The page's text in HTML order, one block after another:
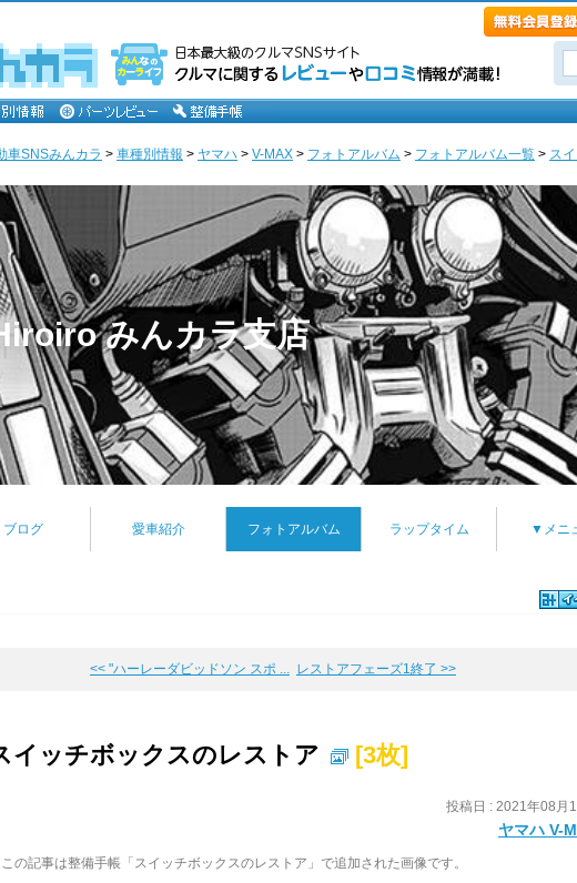
車SNSみんカラ > 車種別情報 > ヤマハ > V-MAX > フォトアルバム > フォトアルバム一覧 > ス
みんカラ支店
ブログ 愛車紹介 フォトアルバム ラップタイム ▼メニ
<< "ハーレーダビッドソン スポ ... レストアフェーズ1終了 >>
イッチボックスのレストア [3枚]
投稿日 : 2021年08月
ヤマハ V-
の記事は整備手帳「スイッチボックスのレストア」で追加された画像です。